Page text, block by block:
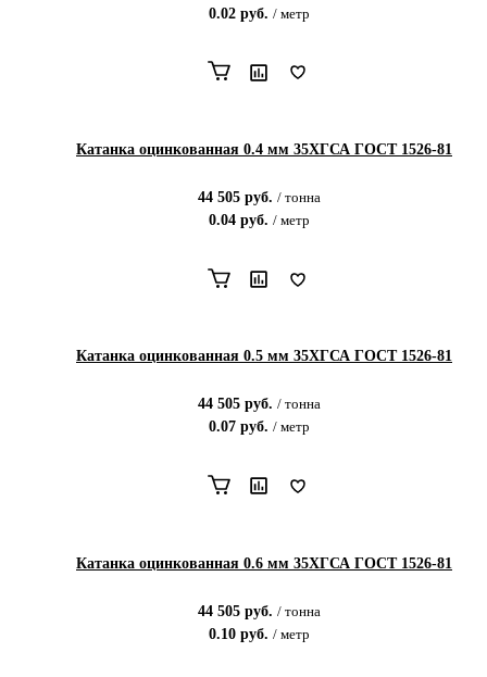
0.02руб. / метр
Катанка оцинкованная 0.4 мм 35ХГСА ГОСТ 1526-81
44 505руб. / тонна
0.04руб. / метр
Катанка оцинкованная 0.5 мм 35ХГСА ГОСТ 1526-81
44 505руб. / тонна
0.07руб. / метр
Катанка оцинкованная 0.6 мм 35ХГСА ГОСТ 1526-81
44 505руб. / тонна
0.10руб. / метр